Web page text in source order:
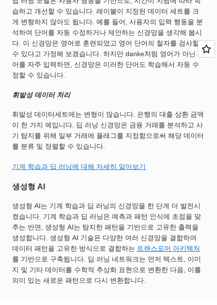
습하고 개선할 수 있습니다. 레이블이 지정된 데이터 세트를 크
게 변형하지 않아도 됩니다. 예를 들어, 사용자의 입력 행동을 분
석하여 단어를 자동 수정하거나 제안하는 신경망을 생각해 봅시
다. 이 신경망은 영어로 훈련되었고 영어 단어의 철자를 검사할
수 있다고 가정해 보겠습니다. 하지만 danke처럼 영어가 아닌 단
어를 자주 입력하면, 신경망은 이러한 단어도 학습해서 자동 수
정할 수 있습니다.
휘발성 데이터 처리
휘발성 데이터세트에는 변형이 많습니다. 은행의 대출 상환 금액
이 한 가지 예입니다. 딥 러닝 신경망은 금융 거래를 분석하고 사
기 탐지를 위해 일부 거래에 플래그를 지정함으로써 해당 데이터
를 분류 및 정렬할 수 있습니다.
기계 학습과 딥 러닝에 대해 자세히 알아보기
생성형 AI
생성형 AI는 기계 학습과 딥 러닝의 신경망을 한 단계 더 발전시
켰습니다. 기계 학습과 딥 러닝은 예측과 패턴 인식에 초점을 맞
추는 반면, 생성형 AI는 탐지한 패턴을 기반으로 고유한 출력을
생성합니다. 생성형 AI 기술은 다양한 여러 신경망을 결합하여
데이터 패턴을 고유한 방식으로 결합하는 트랜스포머 아키텍처
를 기반으로 구축됩니다. 딥 러닝 네트워크는 먼저 텍스트, 이미
지 및 기타 데이터를 수학적 추상화 표현으로 변환한 다음, 이를
의미 있는 새로운 패턴으로 다시 변환합니다.